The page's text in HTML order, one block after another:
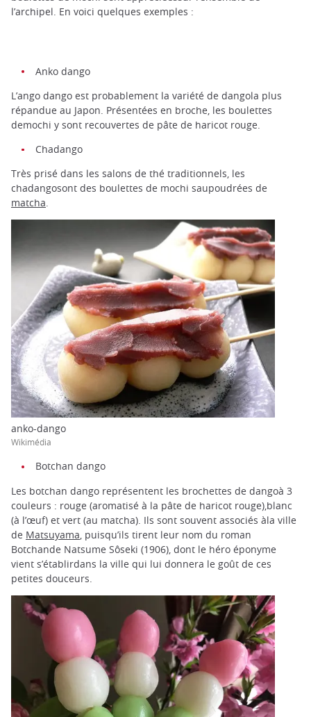
l’archipel. En voici quelques exemples :
Anko dango
L’ango dango est probablement la variété de dangola plus
répandue au Japon. Présentées en broche, les boulettes
demochi y sont recouvertes de pâte de haricot rouge.
Chadango
Très prisé dans les salons de thé traditionnels, les
chadangosont des boulettes de mochi saupoudrées de
matcha.
anko-dango
Wikimédia
Botchan dango
Les botchan dango représentent les brochettes de dangoà 3
couleurs : rouge (aromatisé à la pâte de haricot rouge),blanc
(à l’œuf) et vert (au matcha). Ils sont souvent associés àla ville
de Matsuyama , puisqu’ils tirent leur nom du roman
Botchande Natsume Sôseki (1906), dont le héro éponyme
vient s’établirdans la ville qui lui donnera le goût de ces
petites douceurs.